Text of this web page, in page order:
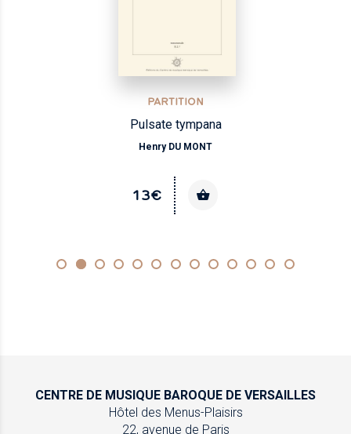
PARTITION
Pulsate tympana
Henry DU MONT
13€
CENTRE DE MUSIQUE BAROQUE DE VERSAILLES
Hôtel des Menus-Plaisirs
22, avenue de Paris